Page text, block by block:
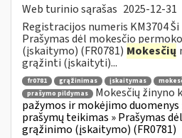
Web turinio sąrašas 2025-12-31
Registracijos numeris KM3704
Prašymas dėl mokesčio
(įskaitymo) (FR0781) Mokesčių
grąžinti (įskaityti)...
fr0781 grąžinimas įskaitymas
prašymo pildymas
Mokesčių žinyno
pažymos ir mokėjimo duomenys
prašymų teikimas » Prašymas
grąžinimo (įskaitymo) (FR0781)